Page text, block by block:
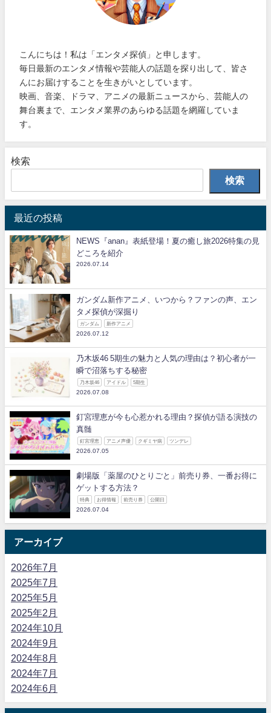
こんにちは！私は「エンタメ探偵」と申します。
毎日最新のエンタメ情報や芸能人の話題を探り出して、皆さ
んにお届けすることを生きがいとしています。
映画、音楽、ドラマ、アニメの最新ニュースから、芸能人の
舞台裏まで、エンタメ業界のあらゆる話題を網羅していま
す。
検索
検索
最近の投稿
NEWS『anan』表紙登場！夏の癒し旅2026特集の見
どころを紹介
2026.07.14
ガンダム新作アニメ、いつから？ファンの声、エン
タメ探偵が深掘り
ガンダム 新作アニメ
2026.07.12
乃木坂46 5期生の魅力と人気の理由は？初心者が一
瞬で沼落ちする秘密
乃木坂46 アイドル 5期生
2026.07.08
釘宮理恵が今も心惹かれる理由？探偵が語る演技の
真髄
釘宮理恵 アニメ声優 クギミヤ病 ツンデレ
2026.07.05
劇場版「薬屋のひとりごと」前売り券、一番お得に
ゲットする方法？
特典 お得情報 前売り券 公開日
2026.07.04
アーカイブ
2026年7月
2025年7月
2025年5月
2025年2月
2024年10月
2024年9月
2024年8月
2024年7月
2024年6月